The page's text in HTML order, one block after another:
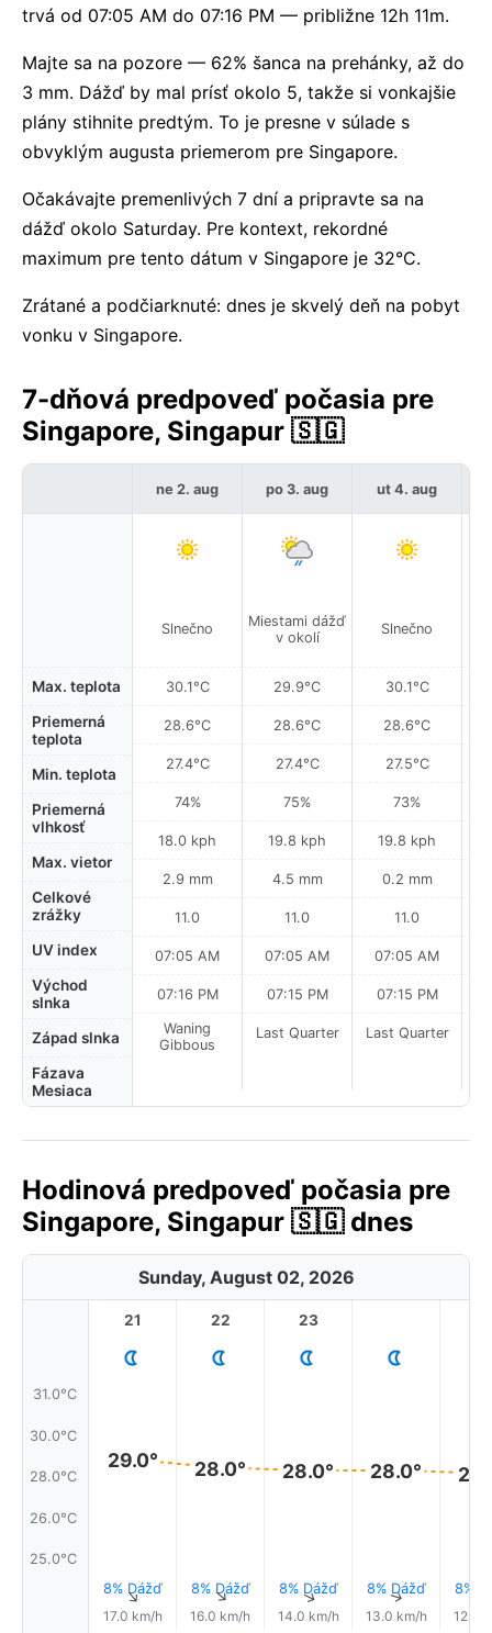
trvá od 07:05 AM do 07:16 PM — približne 12h 11m.
Majte sa na pozore — 62% šanca na prehánky, až do
3 mm. Dážď by mal prísť okolo 5, takže si vonkajšie
plány stihnite predtým. To je presne v súlade s
obvyklým augusta priemerom pre Singapore.
Očakávajte premenlivých 7 dní a pripravte sa na
dážď okolo Saturday. Pre kontext, rekordné
maximum pre tento dátum v Singapore je 32°C.
Zrátané a podčiarknuté: dnes je skvelý deň na pobyt
vonku v Singapore.
7-dňová predpoveď počasia pre
Singapore, Singapur 🇸🇬
Max. teplota
Priemerná
teplota
Min. teplota
Priemerná
vlhkosť
Max. vietor
Celkové
zrážky
UV index
Východ
slnka
Západ slnka
Fázava
Mesiaca
ne 2. aug
Slnečno
30.1°C
28.6°C
27.4°C
74%
18.0 kph
2.9 mm
11.0
07:05 AM
07:16 PM
Waning
Gibbous
po 3. aug
Miestami dážď
v okolí
29.9°C
28.6°C
27.4°C
75%
19.8 kph
4.5 mm
11.0
07:05 AM
07:15 PM
Last Quarter
ut 4. aug
Slnečno
30.1°C
28.6°C
27.5°C
73%
19.8 kph
0.2 mm
11.0
07:05 AM
07:15 PM
Last Quarter
Hodinová predpoveď počasia pre
Singapore, Singapur 🇸🇬 dnes
Sunday, August 02, 2026
31.0°C
30.0°C
28.0°C
26.0°C
25.0°C
21
29.0°
8% Dážď
↑
17.0 km/h
22
28.0°
8% Dážď
↑
16.0 km/h
23
28.0°
8% Dážď
↑
14.0 km/h
28.0°
8% Dážď
↑
13.0 km/h
8%
12.0